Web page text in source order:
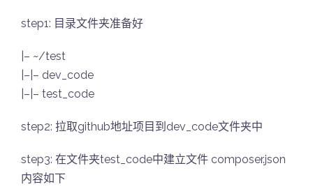
step1: 目录文件夹准备好
|– ~/test
|–|– dev_code
|–|– test_code
step2: 拉取github地址项目到dev_code文件夹中
step3: 在文件夹test_code中建立文件 composer.json
内容如下